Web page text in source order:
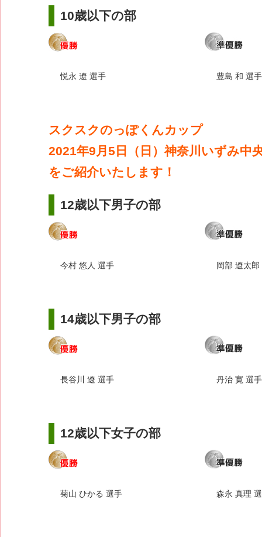
10歳以下の部
悦永 遼 選手 豊島 和 選手
スクスクのっぽくんカップ
2021年9月5日（日）神奈川いずみ中
をご紹介いたします！
12歳以下男子の部
今村 悠人 選手 岡部 遼太郎
14歳以下男子の部
長谷川 遼 選手 丹治 寛 選手
12歳以下女子の部
菊山 ひかる 選手 森永 真理